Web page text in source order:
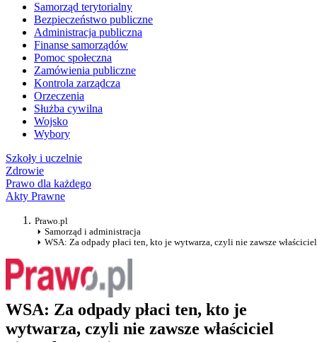
Samorząd terytorialny
Bezpieczeństwo publiczne
Administracja publiczna
Finanse samorządów
Pomoc społeczna
Zamówienia publiczne
Kontrola zarządcza
Orzeczenia
Służba cywilna
Wojsko
Wybory
Szkoły i uczelnie
Zdrowie
Prawo dla każdego
Akty Prawne
Prawo.pl
Samorząd i administracja
WSA: Za odpady płaci ten, kto je wytwarza, czyli nie zawsze
WSA: Za odpady płaci ten, kto je
wytwarza, czyli nie zawsze właściciel